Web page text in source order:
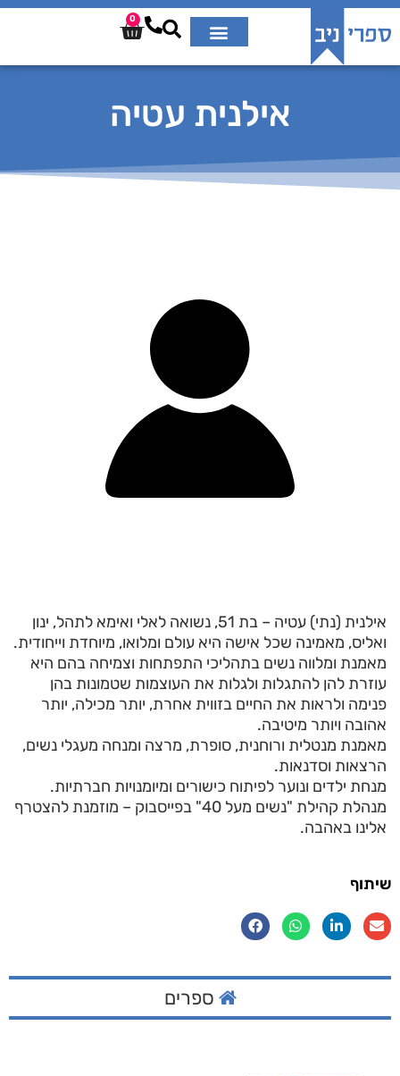
0
אילנית עטיה
אילנית (נתי) עטיה – בת 51, נשואה לאלי ואימא לתהל, ינון
ואליס, מאמינה שכל אישה היא עולם ומלואו, מיוחדת וייחודית.
מאמנת ומלווה נשים בתהליכי התפתחות וצמיחה בהם היא
עוזרת להן להתגלות ולגלות את העוצמות שטמונות בהן
פנימה ולראות את החיים בזווית אחרת, יותר מכילה, יותר
אהובה ויותר מיטיבה.
מאמנת מנטלית ורוחנית, סופרת, מרצה ומנחה מעגלי נשים,
הרצאות וסדנאות.
מנחת ילדים ונוער לפיתוח כישורים ומיומנויות חברתיות.
מנהלת קהילת "נשים מעל 40" בפייסבוק – מוזמנת להצטרף
אלינו באהבה.
שיתוף
ספרים